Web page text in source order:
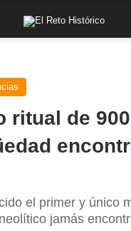
ritual de
el primer y único
jamás